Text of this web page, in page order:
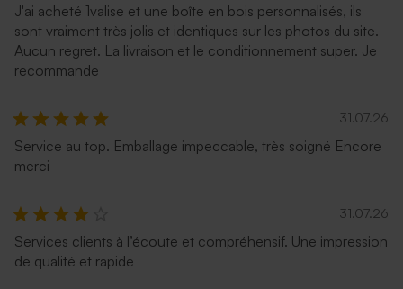
J'ai acheté 1valise et une boîte en bois personnalisés, ils
sont vraiment très jolis et identiques sur les photos du site.
Aucun regret. La livraison et le conditionnement super. Je
recommande
31.07.26
Service au top. Emballage impeccable, très soigné Encore
merci
31.07.26
Services clients à l’écoute et compréhensif. Une impression
de qualité et rapide